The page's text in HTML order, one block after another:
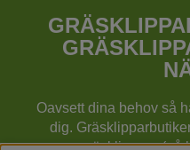
Oavsett dina behov så
dig.